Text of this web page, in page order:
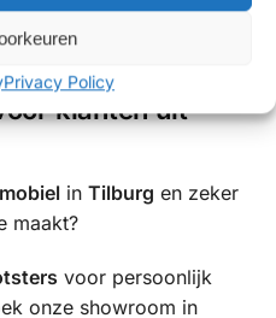
Privacy Policy
mobiliteitsoplossingen
ondersteuning
klanten uit
in Tilburg en zeker
maakt?
voor persoonlijk
onze showroom in